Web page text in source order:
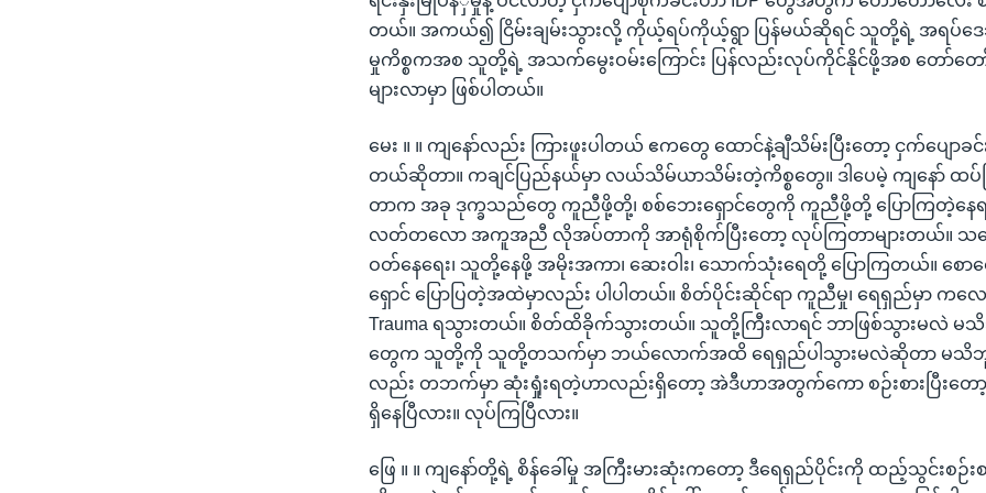
တယ်။ အကယ်၍ ငြိမ်းချမ်းသွားလို့ ကိုယ့်ရပ်ကိုယ့်ရွာ ပြန်မယ်ဆိုရင် သူတို့ရဲ့ အရပ်ဒေ
မှုကိစ္စကအစ သူတို့ရဲ့ အသက်မွေးဝမ်းကြောင်း ပြန်လည်းလုပ်ကိုင်နိုင်ဖို့အစ တော်တော်
များလာမှာ ဖြစ်ပါတယ်။
မေး ။ ။ ကျနော်လည်း ကြားဖူးပါတယ် ဧကတွေ ထောင်နဲ့ချီသိမ်းပြီးတော့ ငှက်ပျော
တယ်ဆိုတာ။ ကချင်ပြည်နယ်မှာ လယ်သိမ်ယာသိမ်းတဲ့ကိစ္စတွေ။ ဒါပေမဲ့ ကျနော် ထပ်ပြီ
တာက အခု ဒုက္ခသည်တွေ ကူညီဖို့တို့၊ စစ်ဘေးရှောင်တွေကို ကူညီဖို့တို့ ပြောကြတဲ့နေရ
လတ်တလော အကူအညီ လိုအပ်တာကို အာရုံစိုက်ပြီးတော့ လုပ်ကြတာများတယ်။ သဘ
ဝတ်နေရေး၊ သူတို့နေဖို့ အမိုးအကာ၊ ဆေးဝါး၊ သောက်သုံးရေတို့ ပြောကြတယ်။ စေ
ရှောင် ပြောပြတဲ့အထဲမှာလည်း ပါပါတယ်။ စိတ်ပိုင်းဆိုင်ရာ ကူညီမှု၊ ရေရှည်မှာ ကလ
Trauma ရသွားတယ်။ စိတ်ထိခိုက်သွားတယ်။ သူတို့ကြီးလာရင် ဘာဖြစ်သွားမလဲ မသိဘူ
တွေက သူတို့ကို သူတို့တသက်မှာ ဘယ်လောက်အထိ ရေရှည်ပါသွားမလဲဆိုတာ မသိဘူး
လည်း တဘက်မှာ ဆုံးရှုံးရတဲ့ဟာလည်းရှိတော့ အဲဒီဟာအတွက်ကော စဉ်းစားပြီးတေ
ရှိနေပြီလား။ လုပ်ကြပြီလား။
ဖြေ ။ ။ ကျနော်တို့ရဲ့ စိန်ခေါ်မှု အကြီးမားဆုံးကတော့ ဒီရေရှည်ပိုင်းကို ထည့်သွင်းစဉ်း